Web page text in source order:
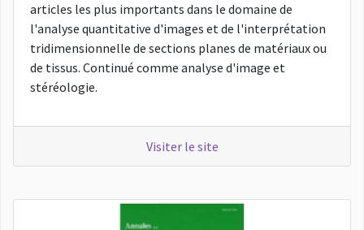
articles les plus importants dans le domaine de
l'analyse quantitative d'images et de l'interprétation
tridimensionnelle de sections planes de matériaux ou
de tissus. Continué comme analyse d'image et
stéréologie.
Visiter le site